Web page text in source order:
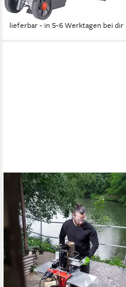
294,90 €
14,65 €mtl. in 24 Raten
lieferbar - in 5-6 Werktagen bei dir
AL-KO
Elektroholzspalter LSV
550/6, Spaltgutlänge bis 55
cm, Spaltgutdurchmesser bis
30 cm
(2)
539,09 € UVP569,90 €
15,65 €mtl. in 48 Raten